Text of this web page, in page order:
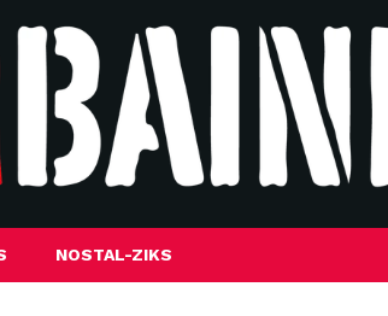
NOSTAL-ZIKS